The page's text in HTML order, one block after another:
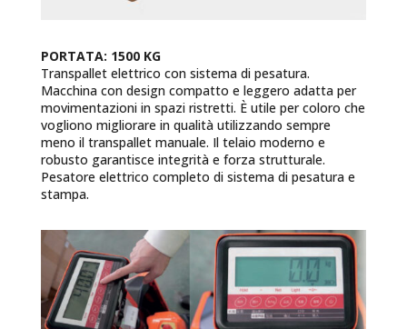
PORTATA: 1500 KG
Transpallet elettrico con sistema di pesatura.
Macchina con design compatto e leggero adatta per
movimentazioni in spazi ristretti. È utile per coloro che
vogliono migliorare in qualità utilizzando sempre
meno il transpallet manuale. Il telaio moderno e
robusto garantisce integrità e forza strutturale.
Pesatore elettrico completo di sistema di pesatura e
stampa.